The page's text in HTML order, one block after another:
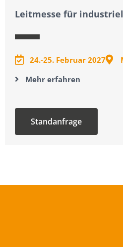
Leitmesse für
24.-25. Februar 2027
Mehr erfahren
Standanfrage